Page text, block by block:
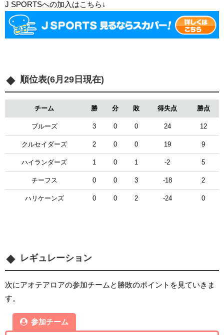
J SPORTSへの加入はこちら↓
順位表(6月29日現在)
チーム 勝 分 敗 得失点 勝点
ブルーズ 3 0 0 24 12
クルセイダーズ 2 0 0 19 9
ハイランダーズ 1 0 1 -2 5
チーフス 0 0 3 -18 2
ハリケーンズ 0 0 2 -24 0
レギュレーション
次にアオテアロアの参加チームと勝敗のポイントを見ていきま
す。
参加チーム